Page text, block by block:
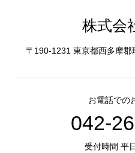
株式会
〒190-1231 東京都西多摩
お電話での
042-
受付時間 平